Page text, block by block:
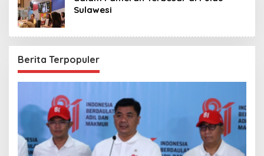
Sulawesi
Berita Terpopuler